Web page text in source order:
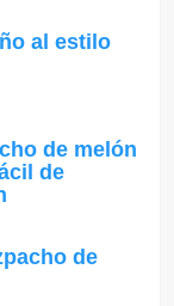
al estilo
de melón
de
de